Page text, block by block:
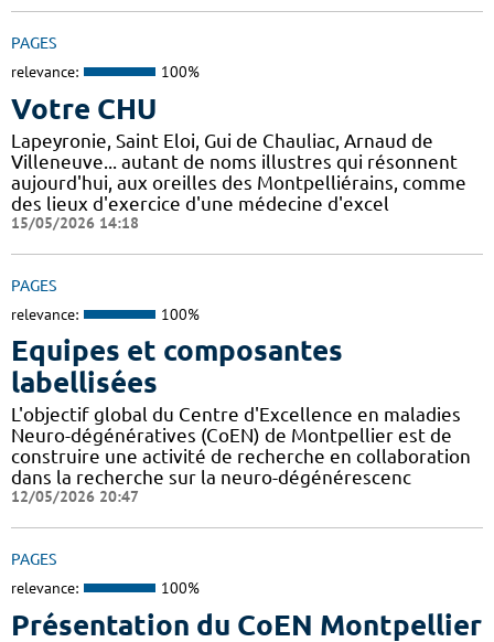
PAGES
relevance: 100%
Votre CHU
Lapeyronie, Saint Eloi, Gui de Chauliac, Arnaud de
Villeneuve... autant de noms illustres qui résonnent
aujourd'hui, aux oreilles des Montpelliérains, comme
des lieux d'exercice d'une médecine d'excel
15/05/2026 14:18
PAGES
relevance: 100%
Equipes et composantes
labellisées
L'objectif global du Centre d'Excellence en maladies
Neuro-dégénératives (CoEN) de Montpellier est de
construire une activité de recherche en collaboration
dans la recherche sur la neuro-dégénérescenc
12/05/2026 20:47
PAGES
relevance: 100%
Présentation du CoEN Montpellier